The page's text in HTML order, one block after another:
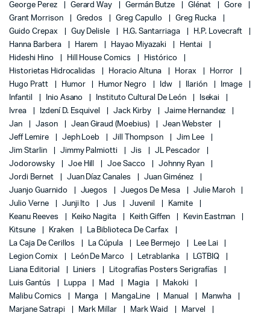
George Perez
Gerard Way Germán Butze Glénat
Gore
Grant Morrison
Gredos Greg Capullo
Greg Rucka
Guido Crepax
Guy Delisle H.G. Santarriaga
H.P. Lovecraft
Hanna Barbera
Harem Hayao Miyazaki
Hentai
Hideshi Hino
Hill House Comics
Histórico
Historietas Hidrocalidas
Horacio Altuna Horax
Horror
Hugo Pratt
Humor Humor Negro Idw Ilarión
Image
Infantil
Inio Asano Instituto Cultural De León
Isekai
Ivrea
Izdení D. Esquivel Jack Kirby
Jaime Hernandez
Jan
Jason Jean Giraud (Moebius)
Jean Webster
Jeff Lemire
Jeph Loeb Jill Thompson
Jim Lee
Jim Starlin
Jimmy Palmiotti Jis
JL Pescador
Jodorowsky
Joe Hill Joe Sacco
Johnny Ryan
Jordi Bernet
Juan Díaz Canales
Juan Giménez
Juanjo Guarnido
Juegos Juegos De Mesa
Julie Maroh
Julio Verne
Junji Ito Jus Juvenil
Kamite
Keanu Reeves
Keiko Nagita Keith Giffen
Kevin Eastman
Kitsune
Kraken
La Biblioteca De Carfax
La Caja De Cerillos
La Cúpula Lee Bermejo
Lee Lai
Legion Comix
León De Marco Letrablanka
LGTBIQ
Liana Editorial
Liniers
Litografías Posters Serigrafías
Luis Gantús
Luppa Mad Magia
Makoki
Malibu Comics
Manga MangaLine Manual
Manwha
Marjane Satrapi
Mark Millar Mark Waid
Marvel